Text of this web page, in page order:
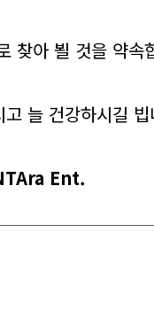
찾아 뵐 것을 약속
늘 건강하시길 빕
Ent.